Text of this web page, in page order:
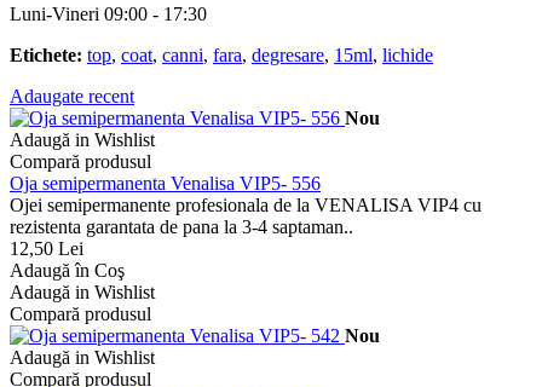
Luni-Vineri 09:00 - 17:30
Etichete: top, coat, canni, fara, degresare, 15ml, lichide
Adaugate recent
Nou
Adaugă in Wishlist
Compară produsul
Oja semipermanenta Venalisa VIP5- 556
Ojei semipermanente profesionala de la VENALISA VIP4 cu
rezistenta garantata de pana la 3-4 saptaman..
12,50 Lei
Adaugă în Coş
Adaugă in Wishlist
Compară produsul
Nou
Adaugă in Wishlist
Compară produsul